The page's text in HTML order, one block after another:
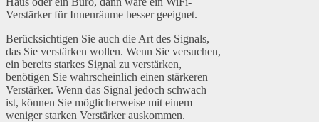
Verstärker für Innenräume besser geeignet.
Berücksichtigen Sie auch die Art des Signals,
das Sie verstärken wollen. Wenn Sie versuchen,
ein bereits starkes Signal zu verstärken,
benötigen Sie wahrscheinlich einen stärkeren
Verstärker. Wenn das Signal jedoch schwach
ist, können Sie möglicherweise mit einem
weniger starken Verstärker auskommen.